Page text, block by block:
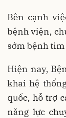
Bên cạnh
bệnh viện,
sớm bệnh
Hiện nay,
khai hệ
quốc, hỗ trợ
năng lực